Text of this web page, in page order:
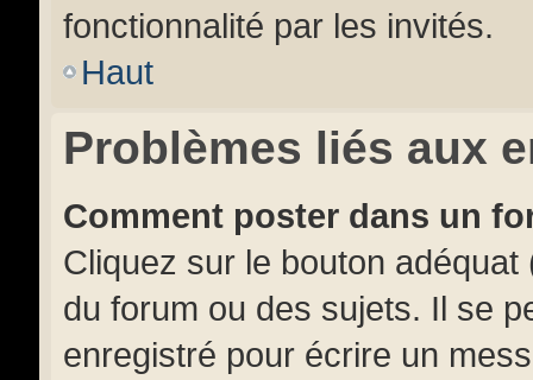
fonctionnalité par les invités.
Haut
Problèmes liés aux
Comment poster dans un
Cliquez sur le bouton
du forum ou des sujets. Il se
enregistré pour écrire un